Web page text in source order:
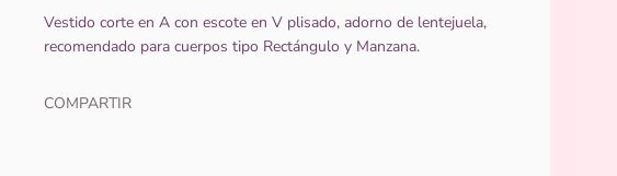
Vestido corte en A con escote en V plisado, adorno de lentejuela,
recomendado para cuerpos tipo Rectángulo y Manzana.
COMPARTIR